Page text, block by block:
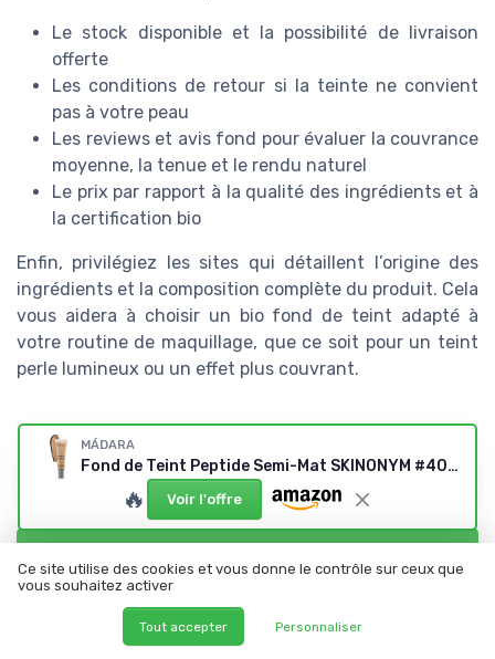
Le stock disponible et la possibilité de livraison
offerte
Les conditions de retour si la teinte ne convient
pas à votre peau
Les reviews et avis fond pour évaluer la couvrance
moyenne, la tenue et le rendu naturel
Le prix par rapport à la qualité des ingrédients et à
la certification bio
Enfin, privilégiez les sites qui détaillent l’origine des
ingrédients et la composition complète du produit. Cela
vous aidera à choisir un bio fond de teint adapté à
votre routine de maquillage, que ce soit pour un teint
perle lumineux ou un effet plus couvrant.
Résumer ChatGPT
Recevez les dernières actualités de
Mes cosmetiques bio
MÁDARA
Fond de Teint Peptide Semi-Mat SKINONYM #40 SAND
🔥 Voir l'offre
Ce site utilise des cookies et vous donne le contrôle sur ceux que
vous souhaitez activer
Tout accepter Personnaliser